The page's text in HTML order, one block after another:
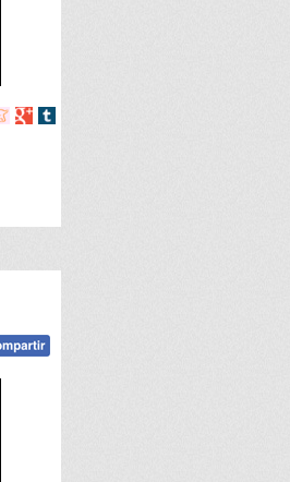
Compartir
Compartir
Compartir